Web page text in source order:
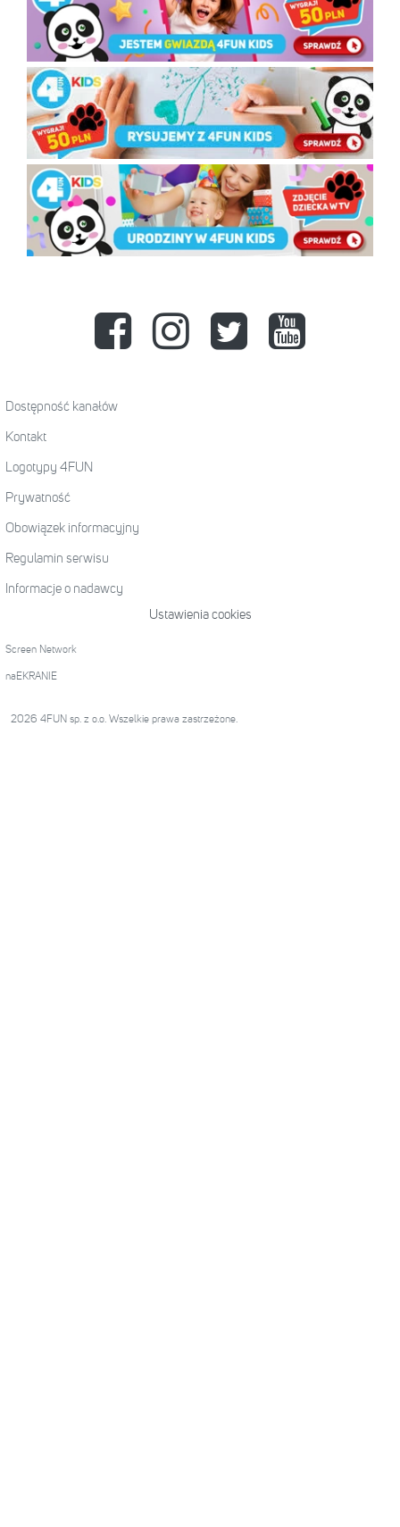
Dostępność kanałów
Kontakt
Logotypy 4FUN
Prywatność
Obowiązek informacyjny
Regulamin serwisu
Informacje o nadawcy
Ustawienia cookies
Screen Network
naEKRANIE
2026 4FUN sp. z o.o. Wszelkie prawa zastrzeżone.